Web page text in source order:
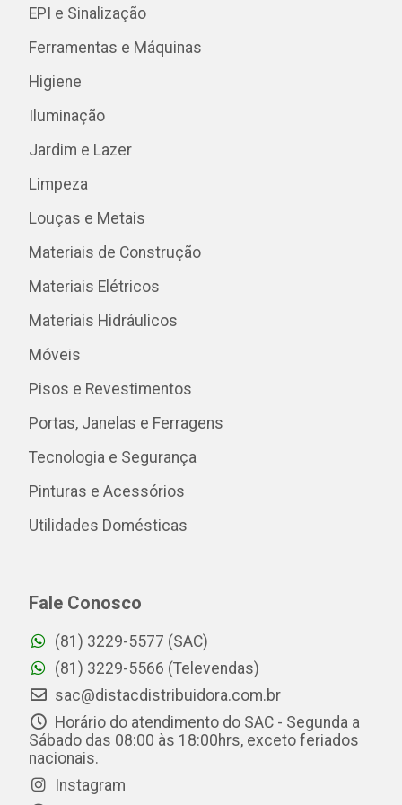
EPI e Sinalização
Ferramentas e Máquinas
Higiene
Iluminação
Jardim e Lazer
Limpeza
Louças e Metais
Materiais de Construção
Materiais Elétricos
Materiais Hidráulicos
Móveis
Pisos e Revestimentos
Portas, Janelas e Ferragens
Tecnologia e Segurança
Pinturas e Acessórios
Utilidades Domésticas
Fale Conosco
(81) 3229-5577 (SAC)
(81) 3229-5566 (Televendas)
sac@distacdistribuidora.com.br
Horário do atendimento do SAC - Segunda a
Sábado das 08:00 às 18:00hrs, exceto feriados
nacionais.
Instagram